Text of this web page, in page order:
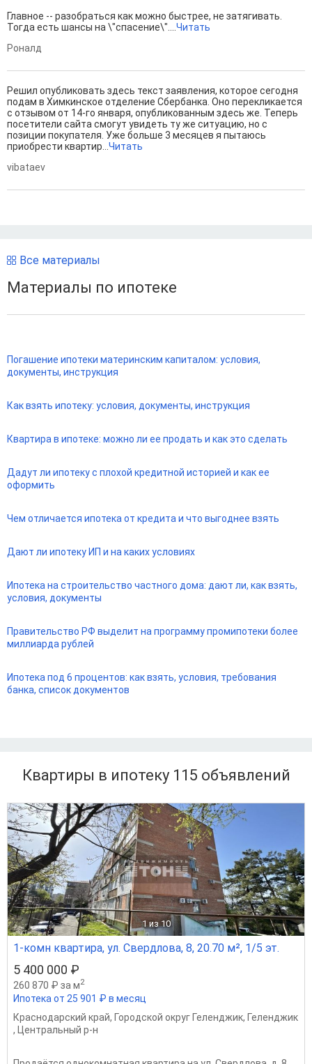
Главное -- разобраться как можно быстрее, не затягивать.
Тогда есть шансы на \"спасение\"....Читать
Роналд
Решил опубликовать здесь текст заявления, которое сегодня
подам в Химкинское отделение Сбербанка. Оно перекликается
с отзывом от 14-го января, опубликованным здесь же. Теперь
посетители сайта смогут увидеть ту же ситуацию, но с
позиции покупателя. Уже больше 3 месяцев я пытаюсь
приобрести квартир...Читать
vibataev
Все материалы
Материалы по ипотеке
Погашение ипотеки материнским капиталом: условия,
документы, инструкция
Как взять ипотеку: условия, документы, инструкция
Квартира в ипотеке: можно ли ее продать и как это сделать
Дадут ли ипотеку с плохой кредитной историей и как ее
оформить
Чем отличается ипотека от кредита и что выгоднее взять
Дают ли ипотеку ИП и на каких условиях
Ипотека на строительство частного дома: дают ли, как взять,
условия, документы
Правительство РФ выделит на программу промипотеки более
миллиарда рублей
Ипотека под 6 процентов: как взять, условия, требования
банка, список документов
Квартиры в ипотеку 115 объявлений
1 из 10
1-комн квартира, ул. Свердлова, 8, 20.70 м², 1/5 эт.
5 400 000 ₽
260 870 ₽ за м2
Ипотека от 25 901 ₽ в месяц
Краснодарский край, Городской округ Геленджик, Геленджик
, Центральный р-н